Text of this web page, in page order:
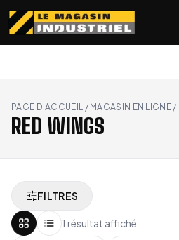
PAGE D’ACCUEIL / MAGASIN EN LIGNE /
RED WINGS
FILTRES
1 résultat affiché